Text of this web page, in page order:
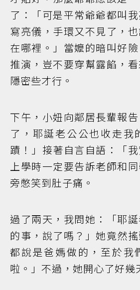
了：「可是平常爺爺都叫
寫亮儀，手環又不見了，
在哪裡。」當嬤的暗叫好
推演，豈不要穿幫露餡，
隱密些才行。
下午，小妞向鄰居長輩報
了，耶誕老公公也收走我
蹟！」接著自言自語：「我
上學時一定要告訴老師和
旁憋笑到肚子痛。
過了兩天，我問她：「耶
的事，說了嗎？」她竟然
都說是爸媽做的，至於我
啦。」不過，她開心了好幾